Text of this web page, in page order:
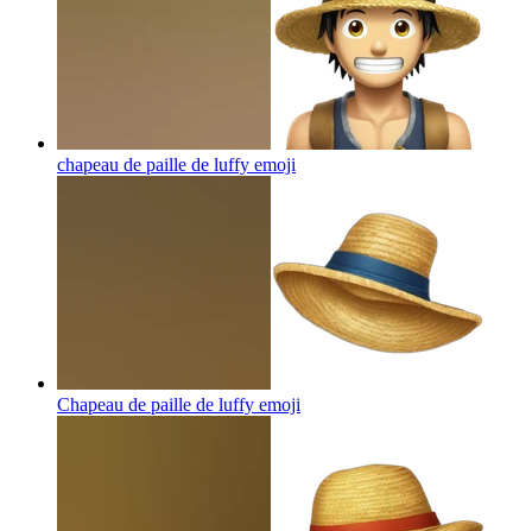
chapeau de paille de luffy emoji
Chapeau de paille de luffy emoji